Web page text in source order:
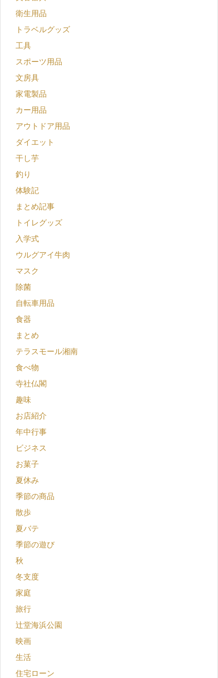
衛生用品
トラベルグッズ
工具
スポーツ用品
文房具
家電製品
カー用品
アウトドア用品
ダイエット
干し芋
釣り
体験記
まとめ記事
トイレグッズ
入学式
ウルグアイ牛肉
マスク
除菌
自転車用品
食器
まとめ
テラスモール湘南
食べ物
寺社仏閣
趣味
お店紹介
年中行事
ビジネス
お菓子
夏休み
季節の商品
散歩
夏バテ
季節の遊び
秋
冬支度
家庭
旅行
辻堂海浜公園
映画
生活
住宅ローン